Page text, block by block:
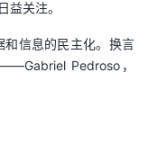
益关注。
信息的民主化。换言
——Gabriel Pedroso，